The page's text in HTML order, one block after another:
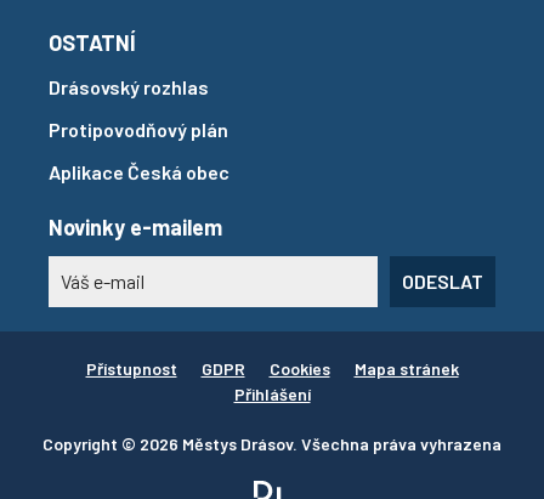
OSTATNÍ
Drásovský rozhlas
Protipovodňový plán
Aplikace Česká obec
Novinky e-mailem
ODESLAT
Copyright © 2026 Městys Drásov. Všechna práva vyhrazena
Přístupnost GDPR Cookies
Mapa stránek
Přihlášení